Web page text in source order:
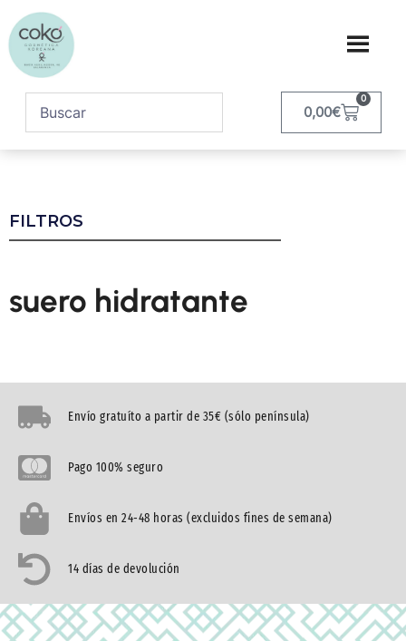
0,00€
0
FILTROS
suero hidratante
Envío gratuíto a partir de 35€ (sólo península)
Pago 100% seguro
Envíos en 24-48 horas (excluidos fines de semana)
14 días de devolución